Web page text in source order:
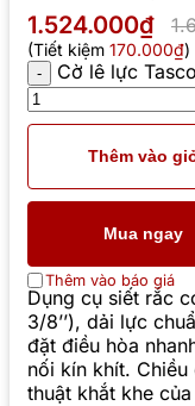
1.524.000₫
(Tiết kiệm 170.000₫)
Cờ lê lực
Thêm vào
Mua ngay
Thêm vào báo giá
Dụng cụ siết rắc
3/8’’), dải lực
đặt điều hòa
nối kín khít.
thuật khắt khe